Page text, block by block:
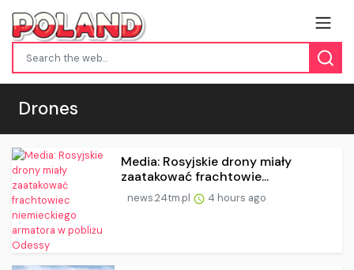
Drones
Media: Rosyjskie drony miały
zaatakować frachtowie...
news.24tm.pl 4 hours ago